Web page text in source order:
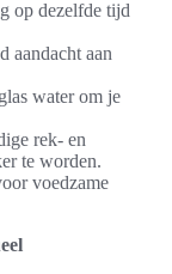
op dezelfde tijd
aandacht aan
water om je
rek- en
te worden.
voedzame